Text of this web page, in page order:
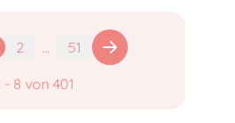
2 ... 51
- 8 von 401